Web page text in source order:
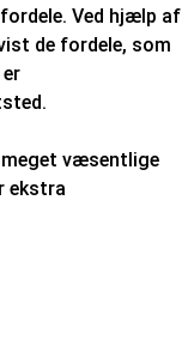
Ved hjælp af
de fordele, som
væsentlige
ekstra